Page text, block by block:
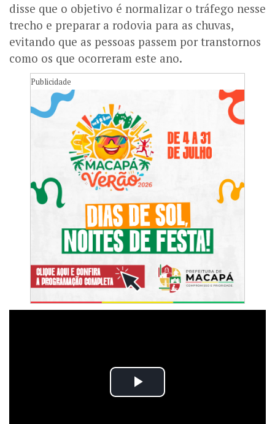
disse que o objetivo é normalizar o tráfego nesse
trecho e preparar a rodovia para as chuvas,
evitando que as pessoas passem por transtornos
como os que ocorreram este ano.
Publicidade